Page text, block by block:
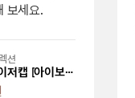
보세요.
션
에센셜 바이저캡 [아이보리]